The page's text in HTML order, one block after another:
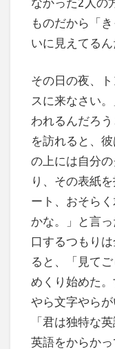
ものだから「
いに見えてる
その日の夜、
スに来なさい
われるんだろ
を訪れると、
の上には自分
り、その表紙
ート、おそら
かな。」と言
口するつもり
ると、「見て
めくり始めた
やら文字やらが
「君は独特な
英語をからか